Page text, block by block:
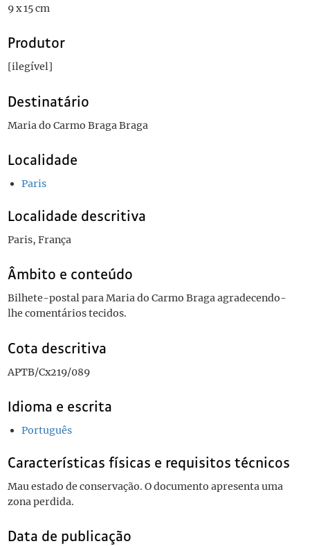
9 x 15 cm
Produtor
[ilegível]
Destinatário
Maria do Carmo Braga Braga
Localidade
Paris
Localidade descritiva
Paris, França
Âmbito e conteúdo
Bilhete-postal para Maria do Carmo Braga agradecendo-
lhe comentários tecidos.
Cota descritiva
APTB/Cx219/089
Idioma e escrita
Português
Características físicas e requisitos técnicos
Mau estado de conservação. O documento apresenta uma
zona perdida.
Data de publicação